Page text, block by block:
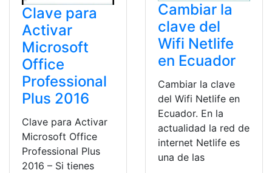
Clave para
Activar
Microsoft
Office
Professional
Plus 2016
Clave para Activar
Microsoft Office
Professional Plus
2016 – Si tienes
Cambiar la
clave del
Wifi Netlife
en Ecuador
Cambiar la clave
del Wifi Netlife en
Ecuador. En la
actualidad la red de
internet Netlife es
una de las